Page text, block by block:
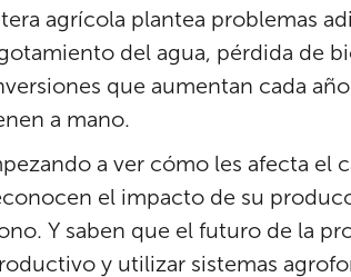
agrícola plantea problemas
del agua, pérdida de
que aumentan cada
a mano.
a ver cómo les afecta el
el impacto de su
Y saben que el futuro de la
y utilizar sistemas